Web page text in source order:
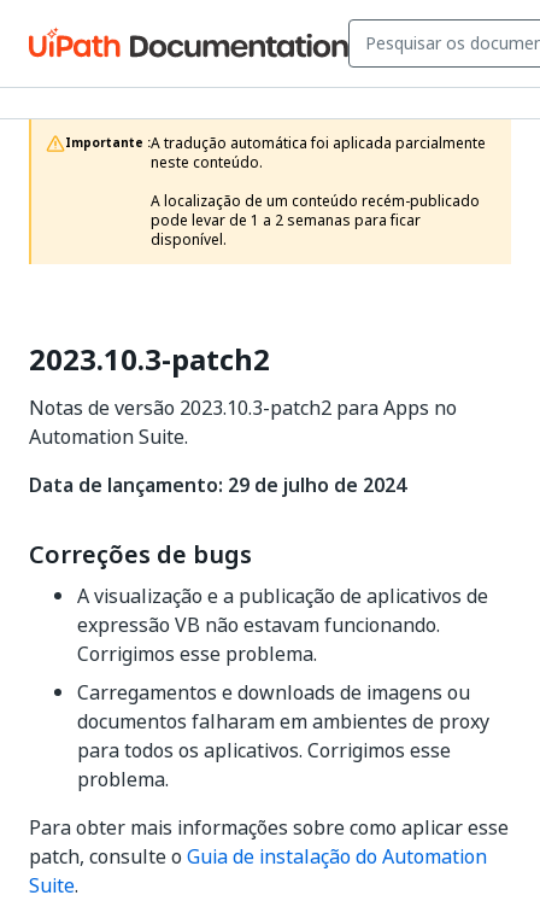
Importante :A tradução automática foi aplicada parcialmente
neste conteúdo.
A localização de um conteúdo recém-publicado
pode levar de 1 a 2 semanas para ficar
disponível.
2023.10.3-patch2
Notas de versão 2023.10.3-patch2 para Apps no
Automation Suite.
Data de lançamento: 29 de julho de 2024
Correções de bugs
A visualização e a publicação de aplicativos de
expressão VB não estavam funcionando.
Corrigimos esse problema.
Carregamentos e downloads de imagens ou
documentos falharam em ambientes de proxy
para todos os aplicativos. Corrigimos esse
problema.
Para obter mais informações sobre como aplicar esse
patch, consulte o Guia de instalação do Automation
Suite.